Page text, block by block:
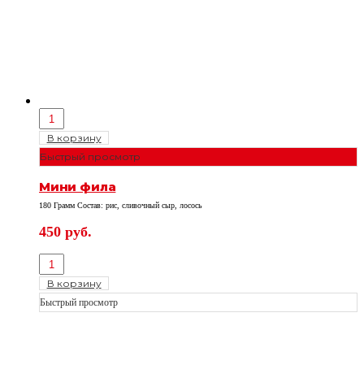
В корзину
Быстрый просмотр
Мини фила
180 Грамм Состав: рис, сливочный сыр, лосось
450 руб.
В корзину
Быстрый просмотр